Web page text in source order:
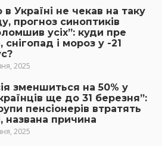
в Україні не чекав на таку
прогноз синоптиків
усіх”: куди пре
снігопад і мороз у -21
2025
зменшиться на 50% у
ще до 31 березня”:
пенсіонерів втратять
названа причина
2025